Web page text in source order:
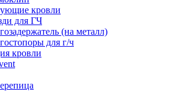
кровли
для ГЧ
(на металл)
для г/ч
кровли